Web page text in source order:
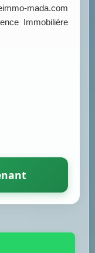
mada.com
Immobilière